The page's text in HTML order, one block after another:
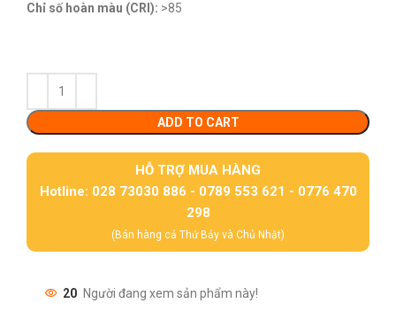
Chỉ số hoàn màu (CRI): >85
ADD TO CART
HỖ TRỢ MUA HÀNG
Hotline: 028 73030 886 - 0789 553 621 - 0776 470
298
(Bán hàng cả Thứ Bảy và Chủ Nhật)
20 Người đang xem sản phẩm này!